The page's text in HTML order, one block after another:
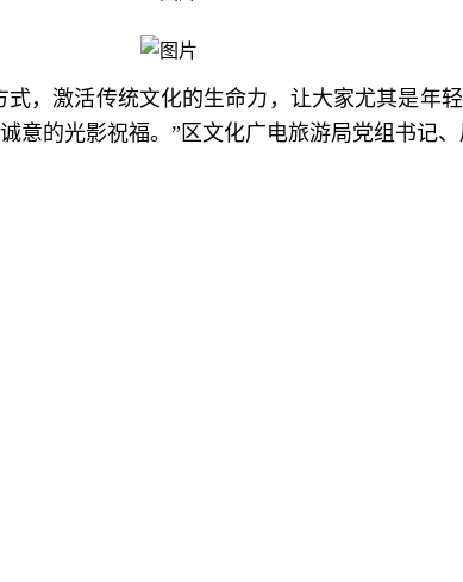
，激活传统文化的生命力，让大家尤其是年
的光影祝福。”区文化广电旅游局党组书记、